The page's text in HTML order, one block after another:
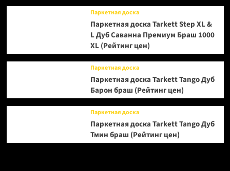
Паркетная доска
Паркетная доска Tarkett Step XL &
L Дуб Саванна Премиум Браш 1000
XL (Рейтинг цен)
Паркетная доска
Паркетная доска Tarkett Tango Дуб
Барон браш (Рейтинг цен)
Паркетная доска
Паркетная доска Tarkett Tango Дуб
Тмин браш (Рейтинг цен)